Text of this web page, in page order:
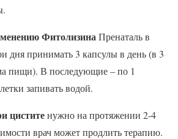
ФитолизинаПренаталь в
дня принимать 3 капсулы в день (в 3
пищи). В последующие – по 1
запивать водой.
циститенужно на протяжении 2-4
врач может продлить терапию.